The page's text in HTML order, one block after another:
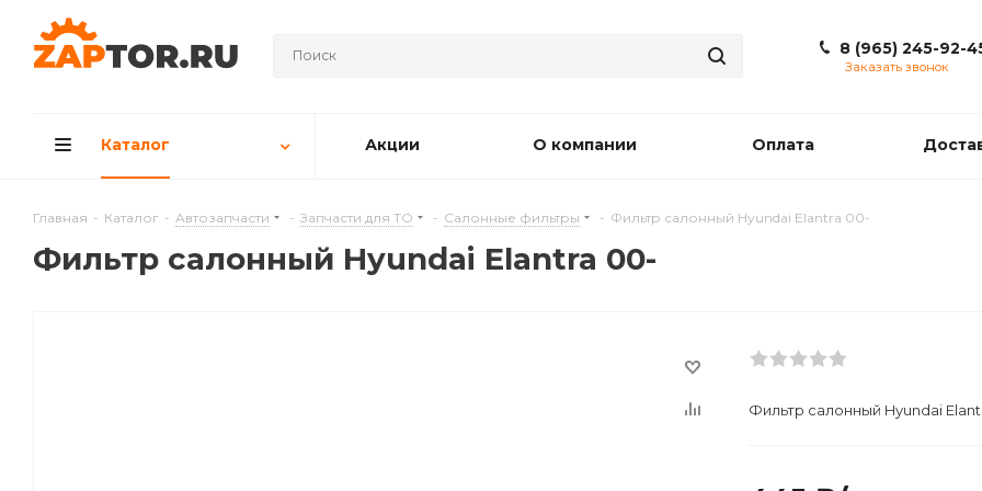
8 (965) 245-92-
Заказать звонок
Каталог Акции О компании Оплата
Главная - Каталог - Автозапчасти - Запчасти для ТО - Салонные фильтры - Фильтр салонный Hyundai Elantra 00-
Фильтр салонный Hyundai Elantra 00-
Фильтр салонный Hyundai